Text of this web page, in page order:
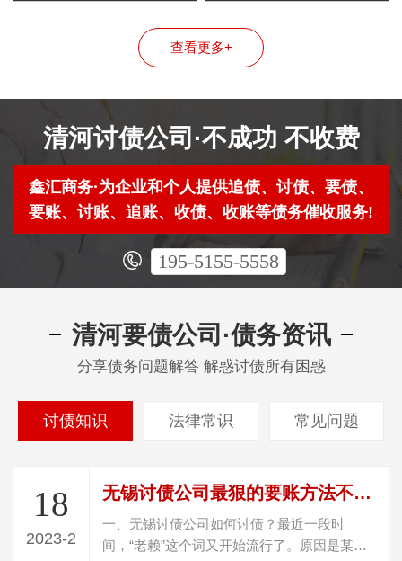
查看更多+
清河讨债公司·不成功 不收费
鑫汇商务·为企业和个人提供追债、讨债、要债、
要账、讨账、追账、收债、收账等债务催收服务!
195-5155-5558
清河要债公司·债务资讯
分享债务问题解答 解惑讨债所有困惑
讨债知识 法律常识 常见问题
18
2023-2
无锡讨债公司最狠的要账方法不违法（怎样定位一个躲债的人）
一、无锡讨债公司如何讨债？最近一段时
间，“老赖”这个词又开始流行了。原因是某选